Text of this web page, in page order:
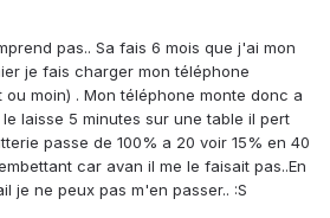
pas.. Sa fais 6 mois que j'ai mon
je fais charger mon téléphone
ou moin) . Mon téléphone monte donc a
laisse 5 minutes sur une table il pert
passe de 100% a 20 voir 15% en 40
car avan il me le faisait pas..En
je ne peux pas m'en passer.. :S